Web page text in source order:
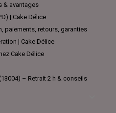
& avantages
| Cake Délice
paiements, retours, garanties
| Cake Délice
Cake Délice
– Retrait 2 h & conseils